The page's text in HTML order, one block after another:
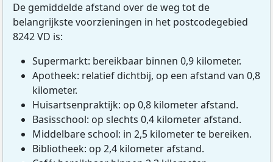
De gemiddelde afstand over de weg tot de
belangrijkste voorzieningen in het postcodegebied
8242 VD is:
Supermarkt: bereikbaar binnen 0,9 kilometer.
Apotheek: relatief dichtbij, op een afstand van 0,8
kilometer.
Huisartsenpraktijk: op 0,8 kilometer afstand.
Basisschool: op slechts 0,4 kilometer afstand.
Middelbare school: in 2,5 kilometer te bereiken.
Bibliotheek: op 2,4 kilometer afstand.